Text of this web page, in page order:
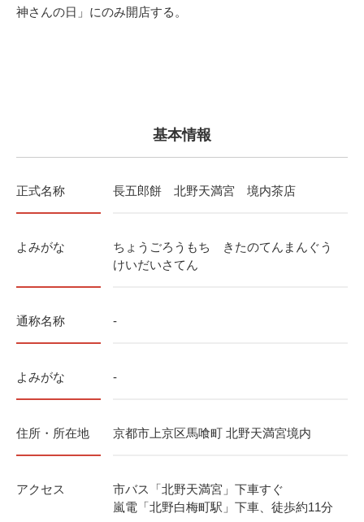
神さんの日」にのみ開店する。
基本情報
正式名称 長五郎餅 北野天満宮 境内茶店
よみがな
ちょうごろうもち きたのてんまんぐう
けいだいさてん
通称名称 -
よみがな -
住所・所在地 京都市上京区馬喰町 北野天満宮境内
アクセス
市バス「北野天満宮」下車すぐ
嵐電「北野白梅町駅」下車、徒歩約11分